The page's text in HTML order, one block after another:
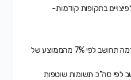
עסק שנפתח לפני 2025- המקדמה תחושב לפי 7% מהממוצע של
ממוצע יחושב לפי סה"כ תשומות שוטפות